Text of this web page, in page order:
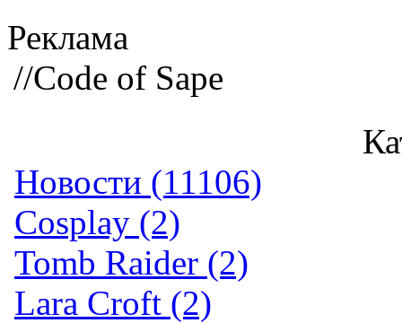
Реклама
//Code of Sape
Новости (11106)
Cosplay (2)
Tomb Raider (2)
Lara Croft (2)